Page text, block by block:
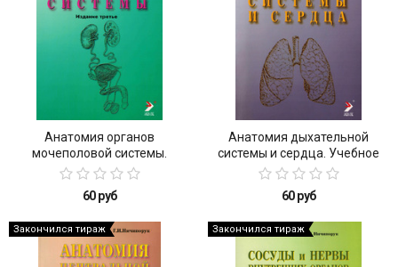
Анатомия органов
мочеполовой системы.
Учебное пособие (2013 г.)
60 руб
Анатомия дыхательной
системы и сердца. Учебное
пособие (2013 г.)
60 руб
Закончился тираж Закончился тираж